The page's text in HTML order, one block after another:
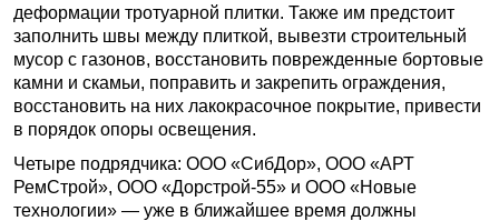
деформации тротуарной плитки. Также им предстоит
заполнить швы между плиткой, вывезти строительный
мусор с газонов, восстановить поврежденные бортовые
камни и скамьи, поправить и закрепить ограждения,
восстановить на них лакокрасочное покрытие, привести
в порядок опоры освещения.
Четыре подрядчика: ООО «СибДор», ООО «АРТ
РемСтрой», ООО «Дорстрой-55» и ООО «Новые
технологии» — уже в ближайшее время должны